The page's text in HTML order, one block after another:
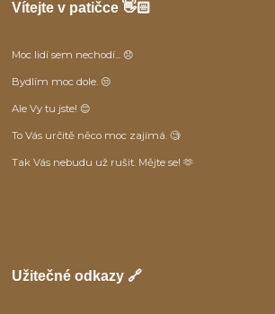
Vítejte v patičce 👋🏻
Moc lidí sem nechodí... 😞
Bydlím moc dole. 😒
Ale Vy tu jste! 😊
To Vás určitě něco moc zajímá. 🧐
Tak Vás nebudu už rušit. Mějte se! 🫶
Užitečné odkazy 🔗